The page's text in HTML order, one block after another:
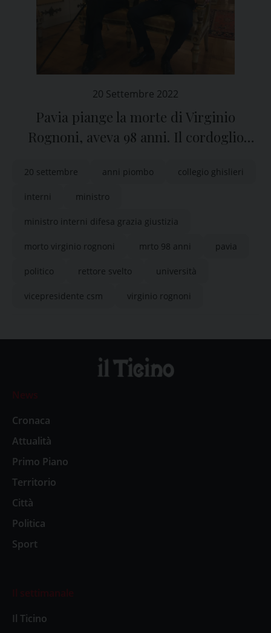
20 Settembre 2022
Pavia piange la morte di Virginio
Rognoni, aveva 98 anni. Il cordoglio
20 settembre anni piombo collegio ghislieri
interni ministro
ministro interni difesa grazia giustizia
morto virginio rognoni mrto 98 anni pavia
politico rettore svelto università
vicepresidente csm virginio rognoni
News
Cronaca
Attualità
Primo Piano
Territorio
Città
Politica
Sport
Il settimanale
Il Ticino